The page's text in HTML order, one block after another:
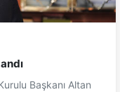
Başkanı Altan